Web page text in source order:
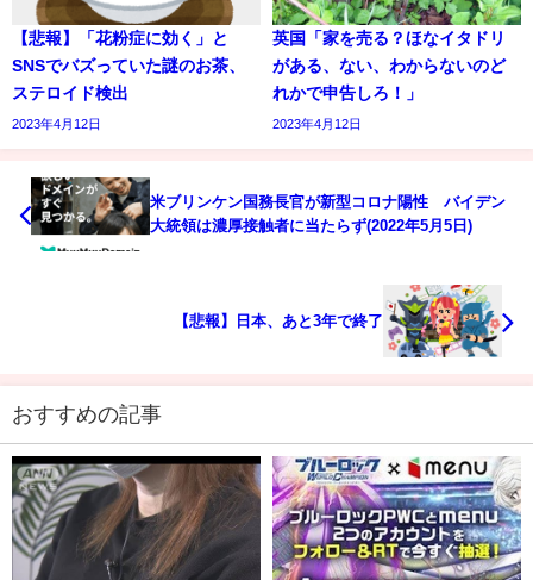
【悲報】「花粉症に効く」と
SNSでバズっていた謎のお茶、
ステロイド検出
2023年4月12日
英国「家を売る？ほなイタドリ
がある、ない、わからないのど
れかで申告しろ！」
2023年4月12日
米ブリンケン国務長官が新型コロナ陽性 バイデン
大統領は濃厚接触者に当たらず(2022年5月5日)
【悲報】日本、あと3年で終了
おすすめの記事